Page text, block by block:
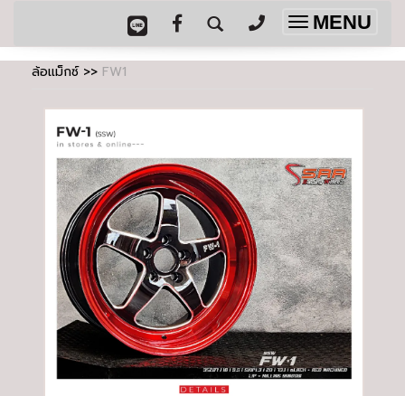
Toggle
navigation
MENU
ล้อแม็กซ์>> FW1